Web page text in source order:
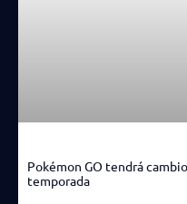
Pokémon GO tendrá
temporada